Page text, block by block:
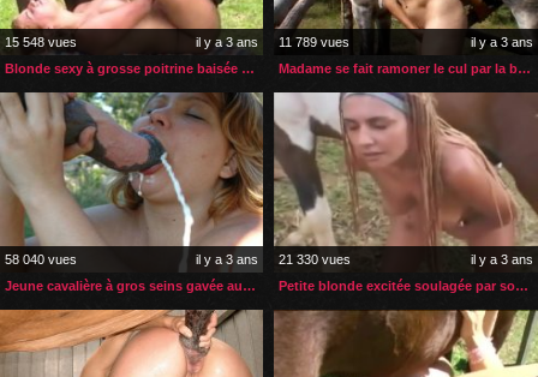
15 548 vues
il y a 3 ans
Blonde sexy à grosse poitrine baisée par son cheval
11 789 vues
il y a 3 ans
Madame se fait ramoner le cul par la bite géante de son cheval
58 040 vues
il y a 3 ans
Jeune cavalière à gros seins gavée au sperme de cheval
21 330 vues
il y a 3 ans
Petite blonde excitée soulagée par son cheval